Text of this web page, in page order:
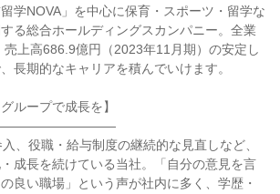
学NOVA」を中心に保育・スポーツ・留学な
る総合ホールディングスカンパニー。全業
上高686.9億円（2023年11月期）の安定し
長期的なキャリアを積んでいけます。
ループで成長を】
、役職・給与制度の継続的な見直しなど、
成長を続けている当社。「自分の意見を言
良い職場」という声が社内に多く、学歴・